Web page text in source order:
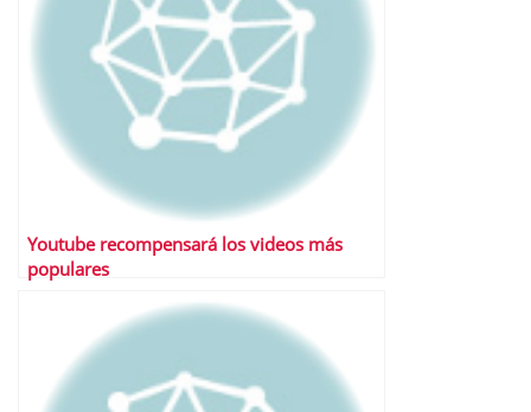
Youtube recompensará los videos más
populares